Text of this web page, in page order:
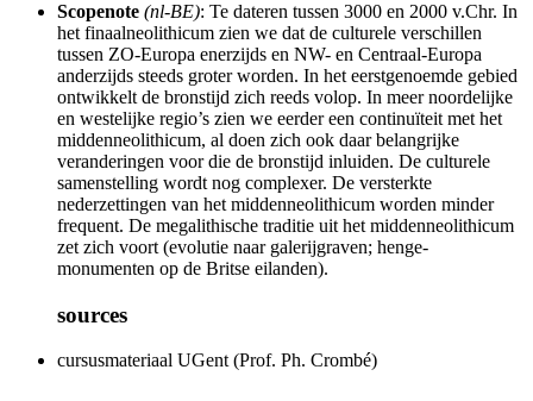
Scopenote (nl-BE): Te dateren tussen 3000 en 2000 v.Chr. In
het finaalneolithicum zien we dat de culturele verschillen
tussen ZO-Europa enerzijds en NW- en Centraal-Europa
anderzijds steeds groter worden. In het eerstgenoemde gebied
ontwikkelt de bronstijd zich reeds volop. In meer noordelijke
en westelijke regio’s zien we eerder een continuïteit met het
middenneolithicum, al doen zich ook daar belangrijke
veranderingen voor die de bronstijd inluiden. De culturele
samenstelling wordt nog complexer. De versterkte
nederzettingen van het middenneolithicum worden minder
frequent. De megalithische traditie uit het middenneolithicum
zet zich voort (evolutie naar galerijgraven; henge-
monumenten op de Britse eilanden).
sources
cursusmateriaal UGent (Prof. Ph. Crombé)